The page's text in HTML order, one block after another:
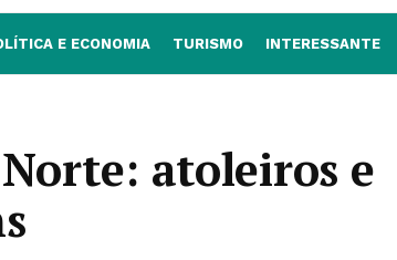
E ECONOMIA TURISMO INTERESSANTE
atoleiros e